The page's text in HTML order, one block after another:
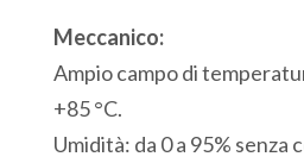
2
Porte
seriali
RS232
Meccanico:
Ampio campo di
+85 °C.
Umidità: da 0 a 95% senza